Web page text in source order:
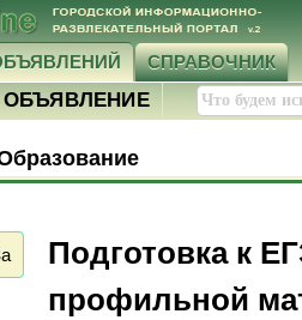
СПРАВОЧНИК
Подготовка к
профильной